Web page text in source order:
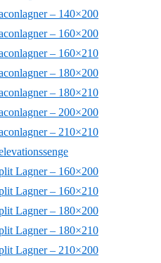
– 140×200
– 160×200
– 160×210
– 180×200
– 180×210
– 200×200
– 210×210
Lagner – 160×200
Lagner – 160×210
Lagner – 180×200
Lagner – 180×210
Lagner – 210×200